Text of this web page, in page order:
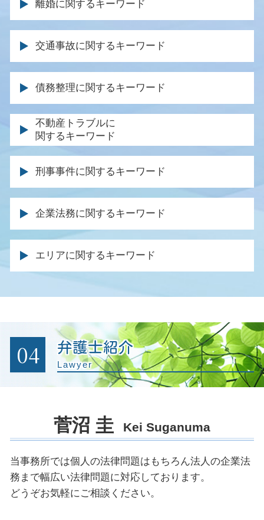
遺産分割 まとまらない
分割 協議
相続人 弁護士
遺言 相談
遺産分割 遺言
死亡 退職金
遺留分侵害額請求権 時効
相続 手続き 期限
遺留分 権利者
遺留分 侵害
遺言執行者 遺産分割協議
遺産分割 不動産
みなし相続
遺言書 遺産分割協議書
離婚に関するキーワード
離婚裁判 期間
親権 とは
養育費 調停
調停 弁護士
離婚調停 慰謝料
養育費 金額 決め方
親権 父親
離婚調停 応じない
離婚届 協議離婚
養育費 取り決め
離婚 調停 不成立
離婚調停 申し立て
離婚裁判 長期化
離婚裁判 不成立
交通事故に関するキーワード
被害者 請求期間
示談交渉 保険会社
弁護士特約 過失割合
交通事故 通院費用
事故 保険会社 交渉
交通事故 加害者 弁護士 対応
休業損害 いつもらえる
交通事故 休業損害
死亡 逸失利益
後遺障害 逸失利益
後遺症 逸失利益
後遺障害 保険金
後遺症 認定基準
過失割合 保険金
債務整理に関するキーワード
民事再生 メリット
個人再生 ブラックリスト 期間
個人再生 官報
債務 弁済 調停
車 破産
任意整理 法律事務所
同時廃止 流れ
自己破産 受任通知
自己破産 債権者 通知
官報に載る デメリット
自己破産 費用
破産 個人再生
自己破産 期間 クレジットカード
自己破産 必要書類
不動産トラブルに
関するキーワード
不動産 契約トラブル 弁護士
賃貸住宅 トラブル
強制執行 明け渡し
建物 明け渡し 訴訟
土地 境界 トラブル
家賃滞納 回収
明け渡し 請求
不動産 退去 トラブル
不動産売買 仲介トラブル
土地 契約トラブル
土地 トラブル 相談
不動産 仲介業者 トラブル
土地 購入 トラブル
刑事事件に関するキーワード
刑事裁判 否認事件
示談 刑事事件
被害届 取り下げ 釈放
示談 前科
逮捕 相談
起訴されたら 裁判
有罪 回避
条例違反 犯罪
裁判 起訴
公判請求 起訴
痴漢 弁護人
被害届 取り下げ 示談
控訴 執行 猶予
起訴された場合
企業法務に関するキーワード
労働問題 解決
残業代 請求された
残業代請求 会社側
企業法務 仕事内容
法務 チェック
企業間訴訟 弁護士
顧問弁護士 契約書
法務部 弁護士
クレーム 対応 弁護士
法律顧問 契約書
企業法務とは
会社の顧問弁護士
エリアに関するキーワード
04 弁護士紹介
Lawyer
菅沼 圭 Kei Suganuma
当事務所では個人の法律問題はもちろん法人の企業法
務まで幅広い法律問題に対応しております。
どうぞお気軽にご相談ください。